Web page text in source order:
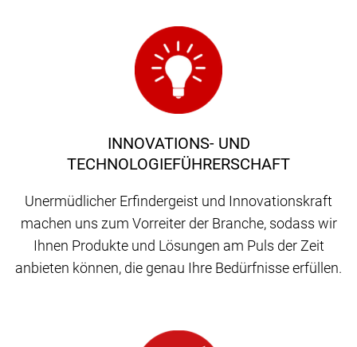
INNOVATIONS- UND
TECHNOLOGIEFÜHRERSCHAFT
Unermüdlicher Erfindergeist und Innovationskraft
machen uns zum Vorreiter der Branche, sodass wir
Ihnen Produkte und Lösungen am Puls der Zeit
anbieten können, die genau Ihre Bedürfnisse erfüllen.